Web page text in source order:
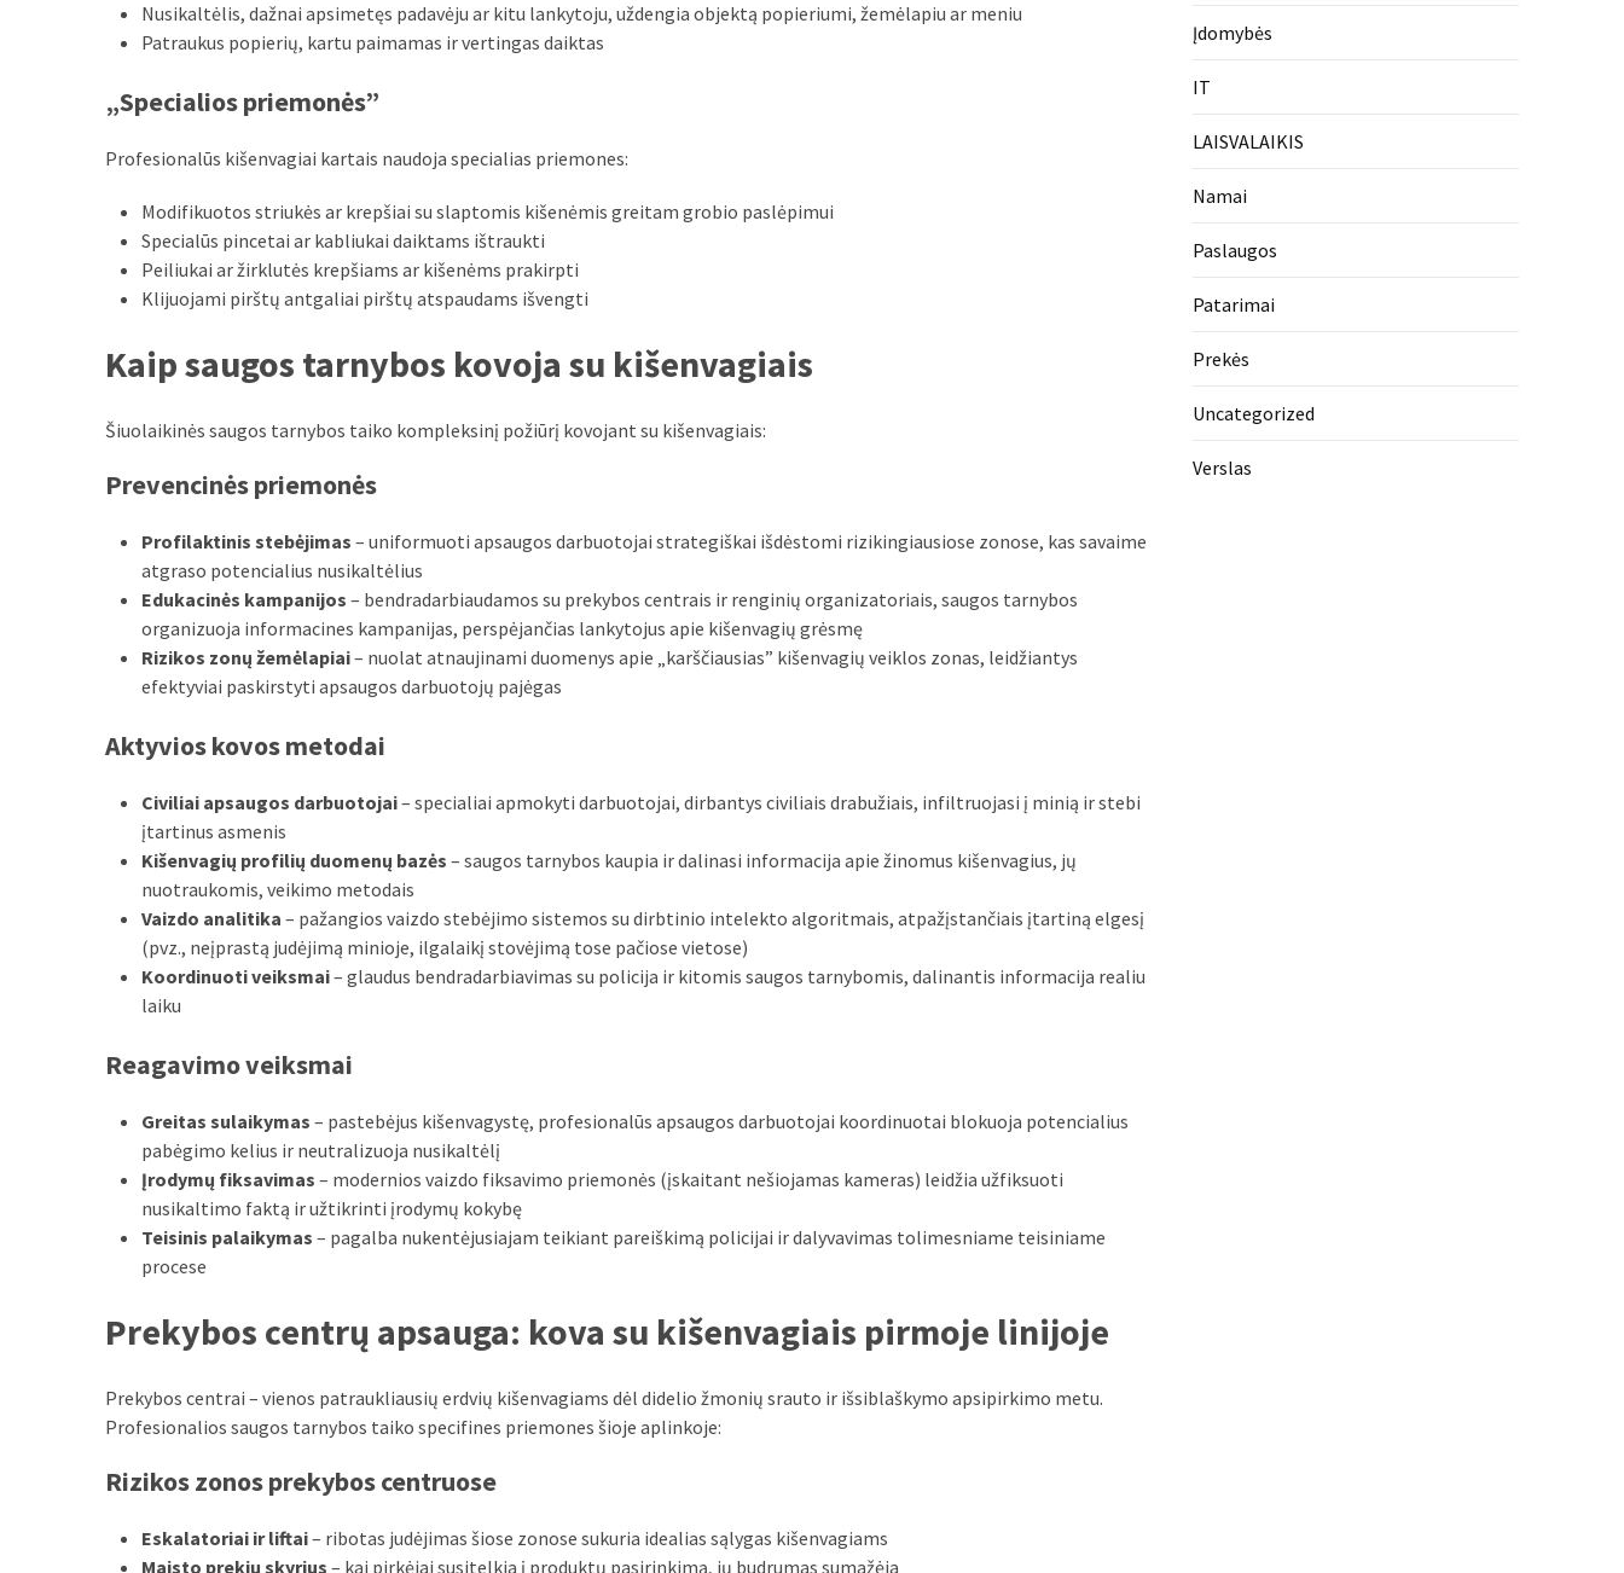
Nusikaltėlis, dažnai apsimetęs padavėju ar kitu lankytoju, uždengia objektą popieriumi, žemėlapiu ar meniu
Patraukus popierių, kartu paimamas ir vertingas daiktas
„Specialios priemonės”
Profesionalūs kišenvagiai kartais naudoja specialias priemones:
Modifikuotos striukės ar krepšiai su slaptomis kišenėmis greitam grobio paslėpimui
Specialūs pincetai ar kabliukai daiktams ištraukti
Peiliukai ar žirklutės krepšiams ar kišenėms prakirpti
Klijuojami pirštų antgaliai pirštų atspaudams išvengti
Kaip saugos tarnybos kovoja su kišenvagiais
Šiuolaikinės saugos tarnybos taiko kompleksinį požiūrį kovojant su kišenvagiais:
Prevencinės priemonės
Profilaktinis stebėjimas – uniformuoti apsaugos darbuotojai strategiškai išdėstomi rizikingiausiose zonose, kas savaime
atgraso potencialius nusikaltėlius
Edukacinės kampanijos – bendradarbiaudamos su prekybos centrais ir renginių organizatoriais, saugos tarnybos
organizuoja informacines kampanijas, perspėjančias lankytojus apie kišenvagių grėsmę
Rizikos zonų žemėlapiai– nuolat atnaujinami duomenys apie „karščiausias” kišenvagių veiklos zonas, leidžiantys
efektyviai paskirstyti apsaugos darbuotojų pajėgas
Aktyvios kovos metodai
Civiliai apsaugos darbuotojai– specialiai apmokyti darbuotojai, dirbantys civiliais drabužiais, infiltruojasi į minią ir stebi
įtartinus asmenis
Kišenvagių profilių duomenų bazės – saugos tarnybos kaupia ir dalinasi informacija apie žinomus kišenvagius, jų
nuotraukomis, veikimo metodais
Vaizdo analitika – pažangios vaizdo stebėjimo sistemos su dirbtinio intelekto algoritmais, atpažįstančiais įtartiną elgesį
(pvz., neįprastą judėjimą minioje, ilgalaikį stovėjimą tose pačiose vietose)
Koordinuoti veiksmai– glaudus bendradarbiavimas su policija ir kitomis saugos tarnybomis, dalinantis informacija realiu
laiku
Reagavimo veiksmai
Greitas sulaikymas – pastebėjus kišenvagystę, profesionalūs apsaugos darbuotojai koordinuotai blokuoja potencialius
pabėgimo kelius ir neutralizuoja nusikaltėlį
Įrodymų fiksavimas – modernios vaizdo fiksavimo priemonės (įskaitant nešiojamas kameras) leidžia užfiksuoti
nusikaltimo faktą ir užtikrinti įrodymų kokybę
Teisinis palaikymas – pagalba nukentėjusiajam teikiant pareiškimą policijai ir dalyvavimas tolimesniame teisiniame
procese
Prekybos centrų apsauga: kova su kišenvagiais pirmoje linijoje
Prekybos centrai – vienos patraukliausių erdvių kišenvagiams dėl didelio žmonių srauto ir išsiblaškymo apsipirkimo metu.
Profesionalios saugos tarnybos taiko specifines priemones šioje aplinkoje:
Rizikos zonos prekybos centruose
Eskalatoriai ir liftai– ribotas judėjimas šiose zonose sukuria idealias sąlygas kišenvagiams
Maisto prekių skyrius – kai pirkėjai susitelkia į produktų pasirinkimą, jų budrumas sumažėja
Įdomybės
IT
LAISVALAIKIS
Namai
Paslaugos
Patarimai
Prekės
Uncategorized
Verslas